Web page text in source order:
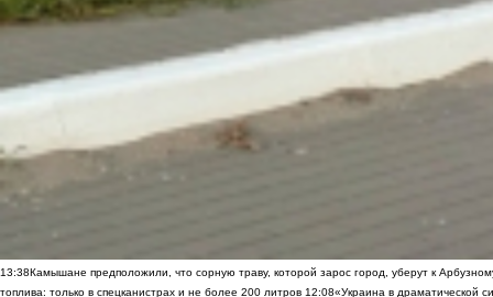
13:38Камышане предположили, что сорную траву, которой зарос город, уберут к
топлива: только в спецканистрах и не более 200 литров 12:08«Украина в драматической